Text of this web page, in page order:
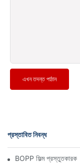
এখন তদন্ত পাঠান
প্রস্তাবিত নিবন্ধ
BOPP ফিল্ম প্রস্তুতকারক: